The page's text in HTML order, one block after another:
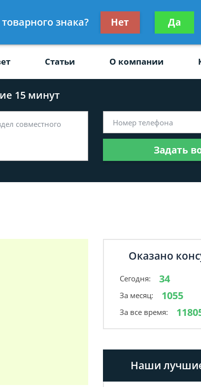
Получите консультацию
бесплатно
Статьи О компании
15 минут
Задать
Оказано
Сегодня: 34
За месяц: 1055
За все время:
Наши
знака? Нет Да